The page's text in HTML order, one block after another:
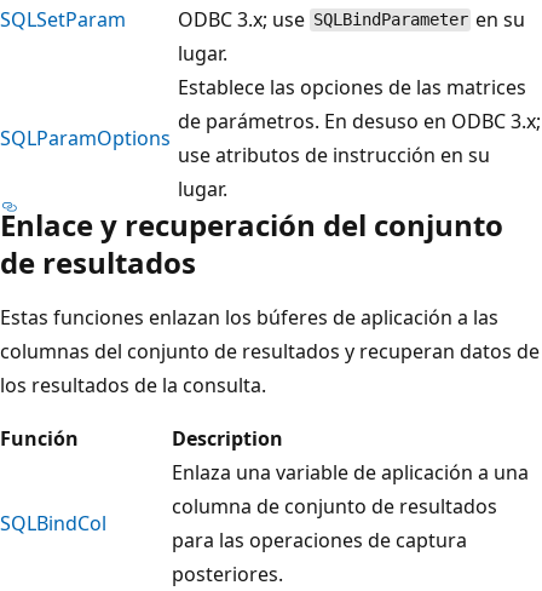
SQLSetParam
ODBC 3.x; use SQLBindParameter en su
lugar.
SQLParamOptions
Establece las opciones de las matrices
de parámetros. En desuso en ODBC 3.x;
use atributos de instrucción en su
lugar.
Enlace y recuperación del conjunto
de resultados
Estas funciones enlazan los búferes de aplicación a las
columnas del conjunto de resultados y recuperan datos de
los resultados de la consulta.
Función
Description
SQLBindCol
Enlaza una variable de aplicación a una
columna de conjunto de resultados
para las operaciones de captura
posteriores.